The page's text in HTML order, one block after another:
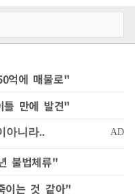
억에 매물로"
틀 만에 발견"
불법체류"
이는 것 같아"